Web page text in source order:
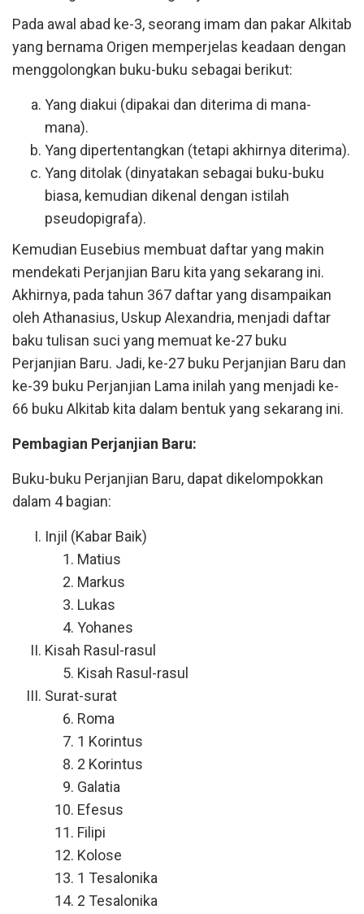
Pada awal abad ke-3, seorang imam dan pakar Alkitab
yang bernama Origen memperjelas keadaan dengan
menggolongkan buku-buku sebagai berikut:
Yang diakui (dipakai dan diterima di mana-
mana).
Yang dipertentangkan (tetapi akhirnya diterima).
Yang ditolak (dinyatakan sebagai buku-buku
biasa, kemudian dikenal dengan istilah
pseudopigrafa).
Kemudian Eusebius membuat daftar yang makin
mendekati Perjanjian Baru kita yang sekarang ini.
Akhirnya, pada tahun 367 daftar yang disampaikan
oleh Athanasius, Uskup Alexandria, menjadi daftar
baku tulisan suci yang memuat ke-27 buku
Perjanjian Baru. Jadi, ke-27 buku Perjanjian Baru dan
ke-39 buku Perjanjian Lama inilah yang menjadi ke-
66 buku Alkitab kita dalam bentuk yang sekarang ini.
Pembagian Perjanjian Baru:
Buku-buku Perjanjian Baru, dapat dikelompokkan
dalam 4 bagian:
Injil (Kabar Baik)
Matius
Markus
Lukas
Yohanes
Kisah Rasul-rasul
Kisah Rasul-rasul
Surat-surat
Roma
1 Korintus
2 Korintus
Galatia
Efesus
Filipi
Kolose
1 Tesalonika
2 Tesalonika